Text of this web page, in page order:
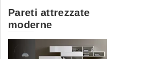
Pareti attrezzate
moderne